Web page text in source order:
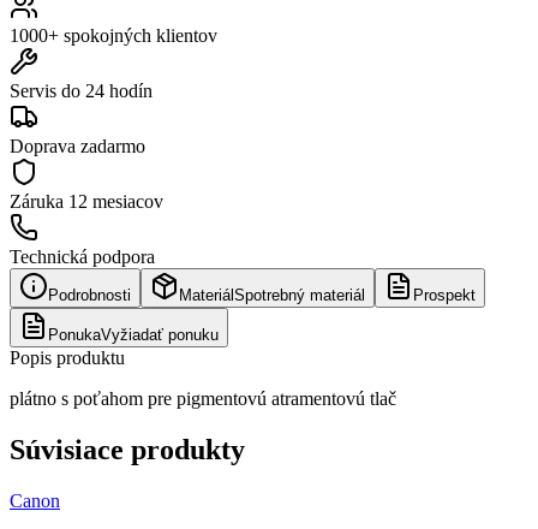
1000+ spokojných klientov
Servis do 24 hodín
Doprava zadarmo
Záruka 12 mesiacov
Technická podpora
Podrobnosti Materiál Spotrebný materiál Prospekt
PonukaVyžiadať ponuku
Popis produktu
plátno s poťahom pre pigmentovú atramentovú tlač
Súvisiace produkty
Canon